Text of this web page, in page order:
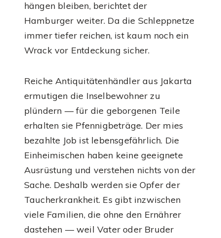
hängen bleiben, berichtet der
Hamburger weiter. Da die Schleppnetze
immer tiefer reichen, ist kaum noch ein
Wrack vor Entdeckung sicher.
Reiche Antiquitätenhändler aus Jakarta
ermutigen die Inselbewohner zu
plündern — für die geborgenen Teile
erhalten sie Pfennigbeträge. Der mies
bezahlte Job ist lebensgefährlich. Die
Einheimischen haben keine geeignete
Ausrüstung und verstehen nichts von der
Sache. Deshalb werden sie Opfer der
Taucherkrankheit. Es gibt inzwischen
viele Familien, die ohne den Ernährer
dastehen — weil Vater oder Bruder